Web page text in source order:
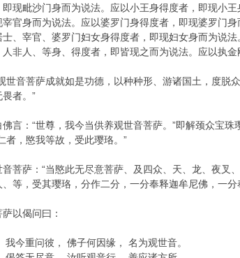
现毗沙门身而为说法。应以小王身得度者，即现小
官身而为说法。应以婆罗门身得度者，即现婆罗门
、宰官、婆罗门妇女身得度者，即现妇女身而为说
非人、等身、得度者，即皆现之而为说法。应以执
音菩萨成就如是功德，以种种形、游诸国土，度脱
者。”
：“世尊，我今当供养观世音菩萨。”即解颈众宝珠
者，愍我等故，受此璎珞。”
萨：“当愍此无尽意菩萨、及四众、天、龙、夜叉
等，受其璎珞，分作二分，一分奉释迦牟尼佛，一
以偈问曰：
今重问彼， 佛子何因缘， 名为观世音。